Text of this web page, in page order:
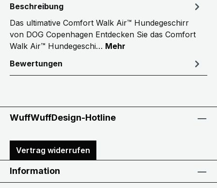
Beschreibung
Das ultimative Comfort Walk Air™ Hundegeschirr
von DOG Copenhagen Entdecken Sie das Comfort
Walk Air™ Hundegeschi… Mehr
Bewertungen
WuffWuffDesign-Hotline
Vertrag widerrufen
Information